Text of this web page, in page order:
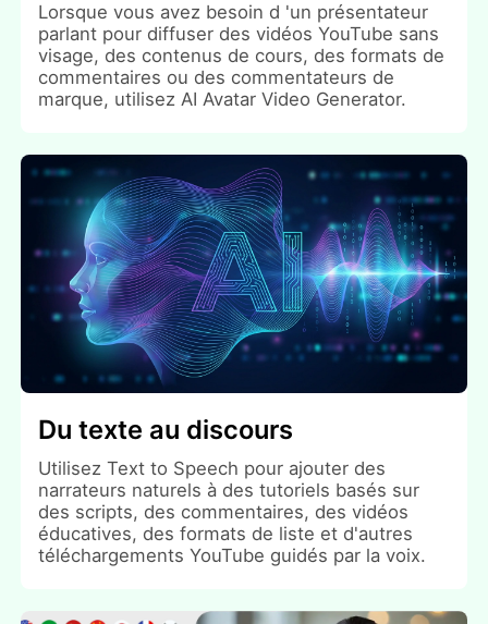
Lorsque vous avez besoin d 'un présentateur
parlant pour diffuser des vidéos YouTube sans
visage, des contenus de cours, des formats de
commentaires ou des commentateurs de
marque, utilisez AI Avatar Video Generator.
Du texte au discours
Utilisez Text to Speech pour ajouter des
narrateurs naturels à des tutoriels basés sur
des scripts, des commentaires, des vidéos
éducatives, des formats de liste et d'autres
téléchargements YouTube guidés par la voix.